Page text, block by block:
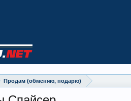
Продам (обменяю, подарю)